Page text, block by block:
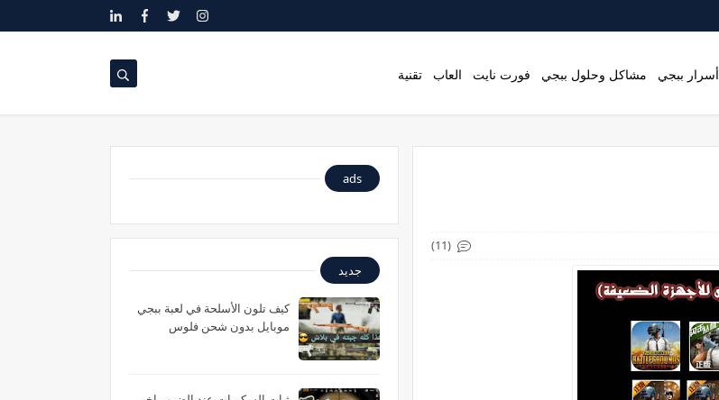
أسرار ببجي مشاكل وحلول ببجي فورت نايت العاب تقنية
(11)
ads
جديد
كيف تلون الأسلحة في لعبة ببجي
موبايل بدون شحن فلوس